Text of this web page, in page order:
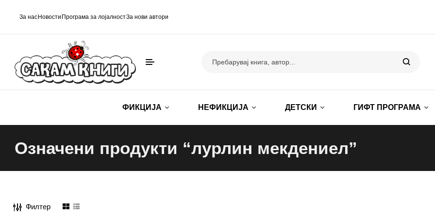
За нас Новости Програма за лојалностЗа нови автори
ФИКЦИЈА НЕФИКЦИЈА ДЕТСКИ ГИФТ ПРОГРАМА
Означени продукти “лурлин мекдениел”
Филтер